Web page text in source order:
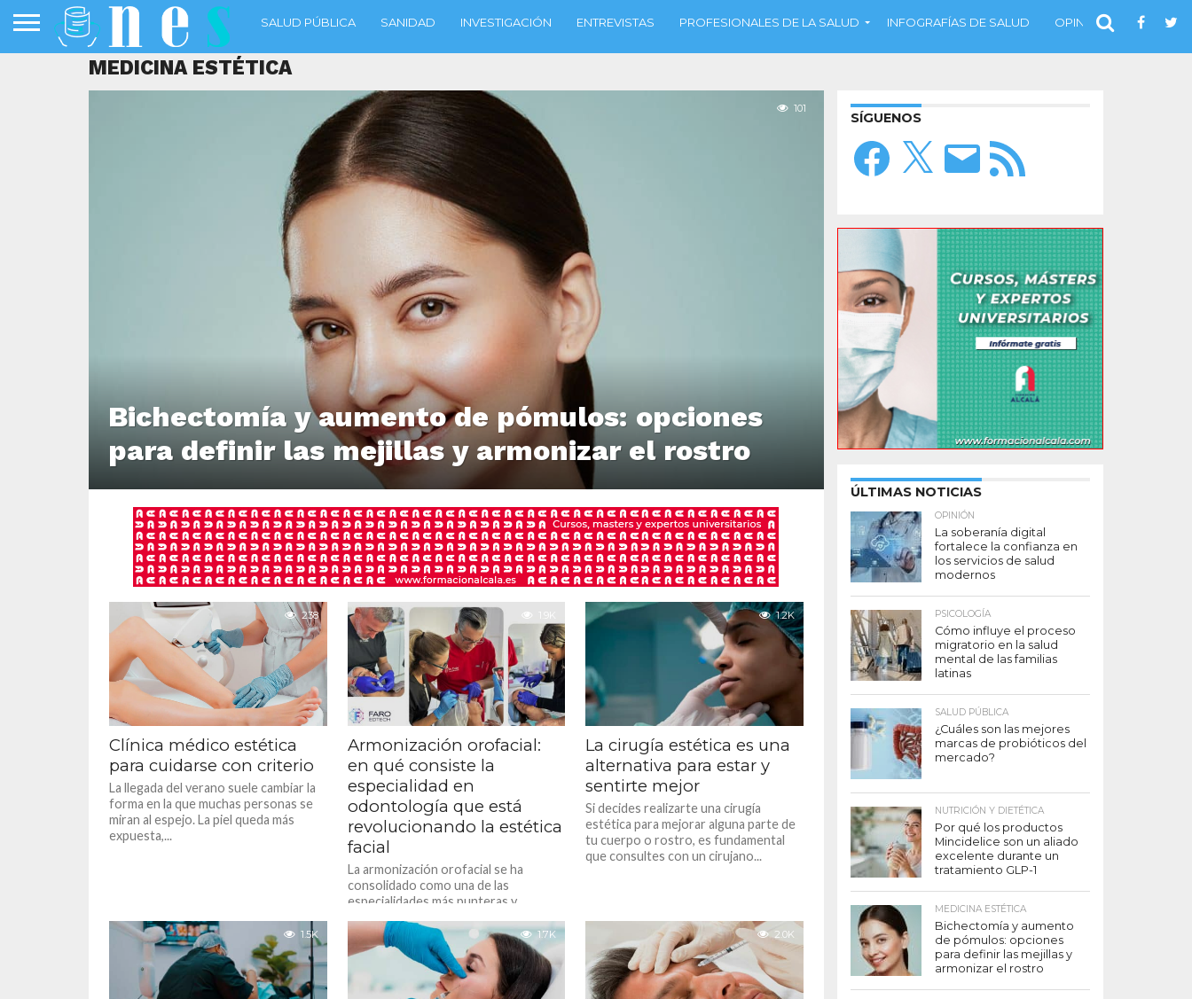
SALUD PÚBLICA SANIDAD INVESTIGACIÓN ENTREVISTAS PROFESIONALES DE LA SALUD INFOGRAFÍAS DE SALUD OPINIÓN
MEDICINA ESTÉTICA
Bichectomía y aumento de pómulos: opciones
para definir las mejillas y armonizar el rostro
101
238
Clínica médico estética
para cuidarse con criterio
La llegada del verano suele cambiar la
forma en la que muchas personas se
miran al espejo. La piel queda más
expuesta,...
1.9K
Armonización orofacial:
en qué consiste la
especialidad en
odontología que está
revolucionando la estética
facial
La armonización orofacial se ha
consolidado como una de las
especialidades más punteras y
odontología. Esta...
1.2K
La cirugía estética es una
alternativa para estar y
sentirte mejor
Si decides realizarte una cirugía
estética para mejorar alguna parte de
tu cuerpo o rostro, es fundamental
que consultes con un cirujano...
1.5K 1.7K 2.0K
SÍGUENOS
Facebook
X
Correo
electrónico
Feed
RSS
ÚLTIMAS NOTICIAS
OPINIÓN
La soberanía digital
fortalece la confianza en
los servicios de salud
modernos
PSICOLOGÍA
Cómo influye el proceso
migratorio en la salud
mental de las familias
latinas
SALUD PÚBLICA
¿Cuáles son las mejores
marcas de probióticos del
mercado?
NUTRICIÓN Y DIETÉTICA
Por qué los productos
Mincidelice son un aliado
excelente durante un
tratamiento GLP-1
MEDICINA ESTÉTICA
Bichectomía y aumento
de pómulos: opciones
para definir las mejillas y
armonizar el rostro